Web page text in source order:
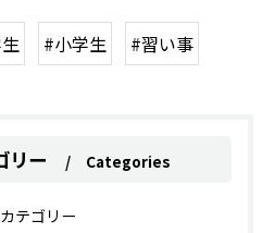
#小学生 #習い事
リー Categories
テゴリー